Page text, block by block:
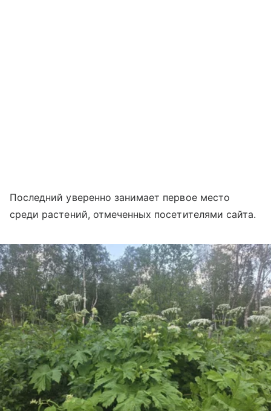
Последний уверенно занимает первое место
среди растений, отмеченных посетителями сайта.